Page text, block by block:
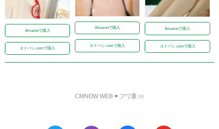
Amazonで購入
ヨドバシ.comで購入
Amazonで購入
ヨドバシ.comで購入
Amazonで購入
ヨドバシ.comで購入
CMNOW WEB > フワ重 ㈪